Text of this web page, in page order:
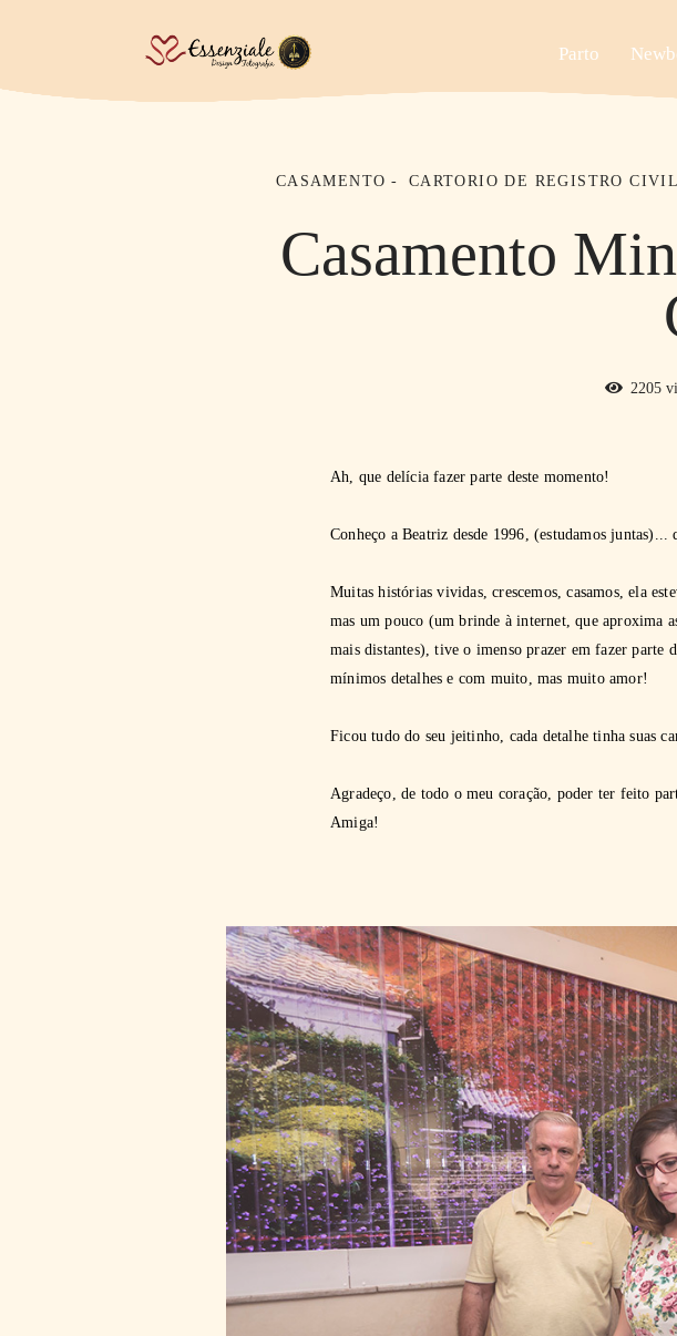
Parto
CASAMENTO CARTORIO DE REGISTRO
Casamento
2205
Ah, que delícia fazer parte deste momento!
Conheço a Beatriz desde 1996, (estudamos
Muitas histórias vividas, crescemos, casamos, ela
mas um pouco (um brinde à internet, que aproxima
mais distantes), tive o imenso prazer em fazer parte
mínimos detalhes e com muito, mas muito amor!
Ficou tudo do seu jeitinho, cada detalhe tinha suas
Agradeço, de todo o meu coração, poder ter feito
Amiga!